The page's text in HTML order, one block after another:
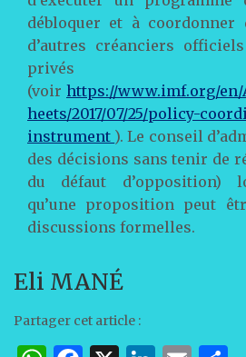
débloquer et à coordonner
d’autres créanciers
privés
(voir https://www.imf.org/en/
heets/2017/07/25/policy-
instrument ). Le conseil
des décisions sans tenir de
du défaut d’opposition)
qu’une proposition peut
discussions formelles.
Eli MANÉ
Partager cet article :